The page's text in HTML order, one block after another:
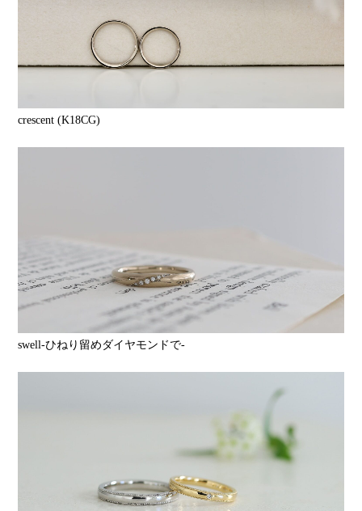
crescent (K18CG)
swell-ひねり留めダイヤモンドで-